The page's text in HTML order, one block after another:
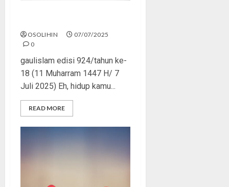
OSOLIHIN
07/07/2025
0
gaulislam edisi 924/tahun ke-
18 (11 Muharram 1447 H/ 7
Juli 2025) Eh, hidup kamu...
READ MORE